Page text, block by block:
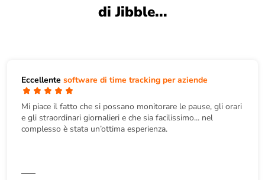
di Jibble...
Eccellente software di time tracking per aziende
Mi piace il fatto che si possano monitorare le pause, gli orari
e gli straordinari giornalieri e che sia facilissimo... nel
complesso è stata un’ottima esperienza.